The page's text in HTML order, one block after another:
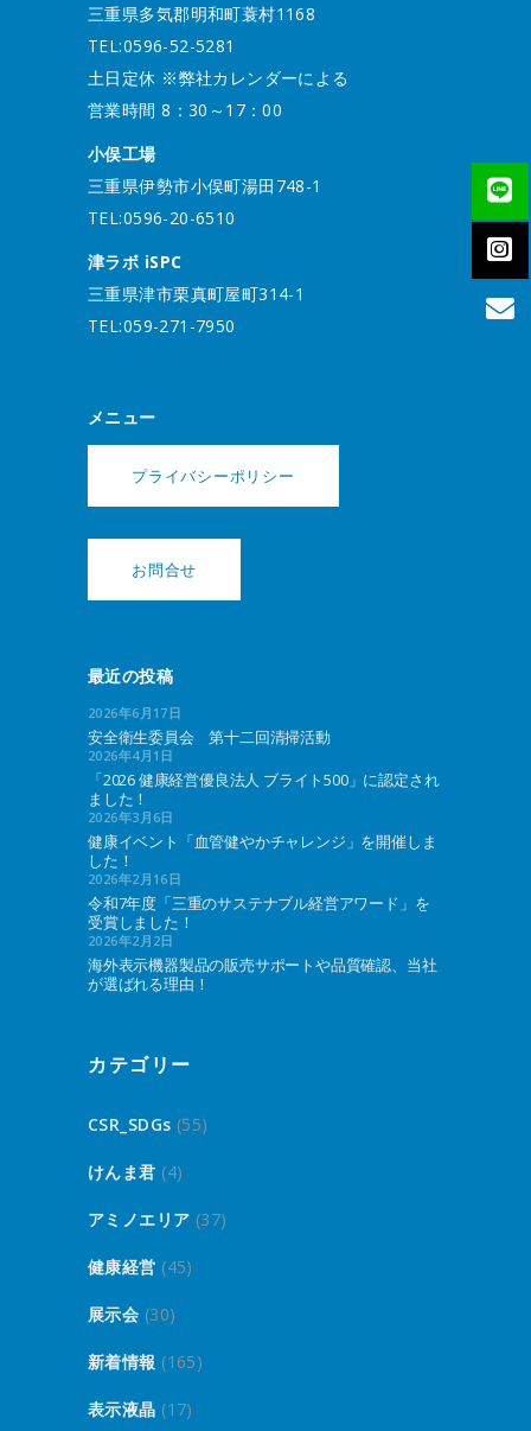
三重県多気郡明和町蓑村1168
TEL:0596-52-5281
土日定休 ※弊社カレンダーによる
営業時間 8：30～17：00
小俣工場
三重県伊勢市小俣町湯田748-1
TEL:0596-20-6510
津ラボ iSPC
三重県津市栗真町屋町314-1
TEL:059-271-7950
メニュー
プライバシーポリシー
お問合せ
最近の投稿
2026年6月17日
安全衛生委員会 第十二回清掃活動
2026年4月1日
「2026 健康経営優良法人 ブライト500」に認定され
ました！
2026年3月6日
健康イベント「血管健やかチャレンジ」を開催しま
した！
2026年2月16日
令和7年度「三重のサステナブル経営アワード」を
受賞しました！
2026年2月2日
海外表示機器製品の販売サポートや品質確認、当社
が選ばれる理由！
カテゴリー
CSR_SDGs (55)
けんま君 (4)
アミノエリア (37)
健康経営 (45)
展示会 (30)
新着情報 (165)
表示液晶 (17)